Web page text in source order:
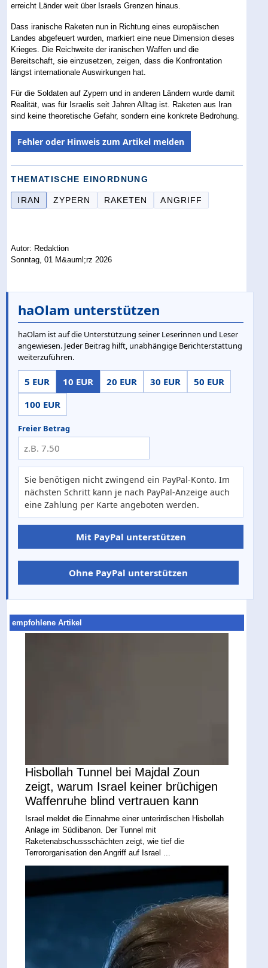
erreicht Länder weit über Israels Grenzen hinaus.
Dass iranische Raketen nun in Richtung eines europäischen
Landes abgefeuert wurden, markiert eine neue Dimension dieses
Krieges. Die Reichweite der iranischen Waffen und die
Bereitschaft, sie einzusetzen, zeigen, dass die Konfrontation
längst internationale Auswirkungen hat.
Für die Soldaten auf Zypern und in anderen Ländern wurde damit
Realität, was für Israelis seit Jahren Alltag ist. Raketen aus Iran
sind keine theoretische Gefahr, sondern eine konkrete Bedrohung.
Fehler oder Hinweis zum Artikel melden
THEMATISCHE EINORDNUNG
IRAN ZYPERN RAKETEN ANGRIFF
Autor: Redaktion
Sonntag, 01 M&auml;rz 2026
haOlam unterstützen
haOlam ist auf die Unterstützung seiner Leserinnen und Leser
angewiesen. Jeder Beitrag hilft, unabhängige Berichterstattung
weiterzuführen.
5 EUR 10 EUR 20 EUR 30 EUR
50 EUR
100 EUR
Freier Betrag
Sie benötigen nicht zwingend ein PayPal-Konto. Im
nächsten Schritt kann je nach PayPal-Anzeige auch
eine Zahlung per Karte angeboten werden.
Mit PayPal unterstützen
Ohne PayPal unterstützen
empfohlene Artikel
Hisbollah Tunnel bei Majdal Zoun
zeigt, warum Israel keiner brüchigen
Waffenruhe blind vertrauen kann
Israel meldet die Einnahme einer unterirdischen Hisbollah
Anlage im Südlibanon. Der Tunnel mit
Raketenabschussschächten zeigt, wie tief die
Terrororganisation den Angriff auf Israel ...